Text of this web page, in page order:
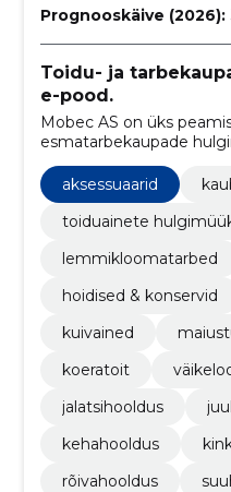
Prognooskäive (2026):
Toidu- ja
e-pood.
Mobec AS on üks
esmatarbekaupade
tegelevaid ettevõtteid
aksessuaarid
toiduainete
lemmikloomatarbed
hoidised & konservid
kuivained
koeratoit
jalatsihooldus
kehahooldus
rõivahooldus